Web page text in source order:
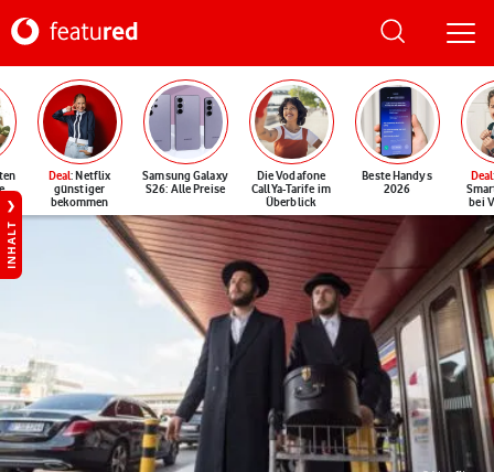
Deal: Netflix
günstiger
bekommen
Samsung Galaxy
S26: Alle Preise
Die Vodafone
CallYa-Tarife im
Überblick
Beste Handys
2026
Deal
bei
INHALT